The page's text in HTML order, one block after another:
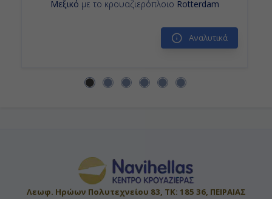
Μεξικό με το κρουαζιερόπλοιο Rotterdam
Αναλυτικά
Λεωφ. Ηρώων Πολυτεχνείου 83, ΤΚ: 185 36, ΠΕΙΡΑΙΑΣ